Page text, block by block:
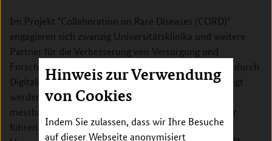
Hinweis zur Verwendung
von Cookies
Indem Sie zulassen, dass wir Ihre Besuche
auf dieser Webseite anonymisiert
Im Projekt "Collaboration on Rare Diseases (CORD)"
engagieren sich zwanzig Universitätsklinika und weitere
Partner für die Verbesserung von Versorgung und
Forschung für Menschen mit seltenen Erkrankungen durch
Digitalisierung und Innovation. Durch CORD soll belegt
werden, dass die Konzepte und Lösungen der MII zu
messbarem Nutzen für Patienten, Ärzte und Forscher
führen. Im Rahmen der MII baut jedes